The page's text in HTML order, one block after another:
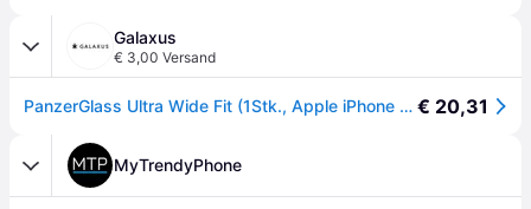
Galaxus
€ 3,00 Versand
PanzerGlass Ultra Wide Fit (1Stk., Apple iPhone 17 Pro Max), Smartphone Schutzfolie, Transparent € 20,31
MyTrendyPhone